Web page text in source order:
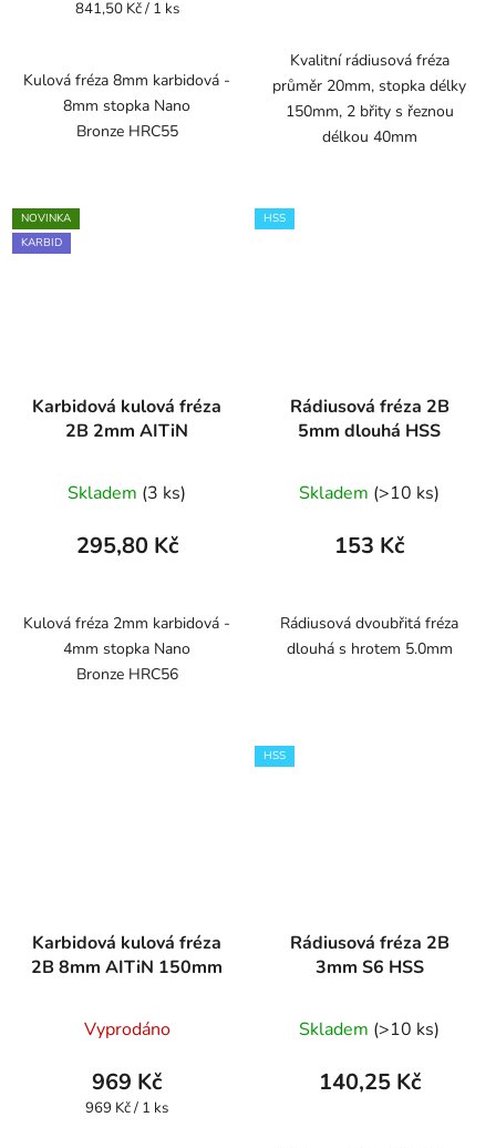
Měrná
841,50 Kč / 1 ks
Kulová fréza 8mm karbidová -
8mm stopka Nano
Bronze HRC55
Kvalitní rádiusová fréza
průměr 20mm, stopka délky
150mm, 2 břity s řeznou
délkou 40mm
NOVINKA
KARBID
Karbidová kulová fréza
2B 2mm AITiN
Skladem (3 ks)
295,80 Kč
Kulová fréza 2mm karbidová -
4mm stopka Nano
Bronze HRC56
HSS
Rádiusová fréza 2B
5mm dlouhá HSS
Skladem (>10 ks)
153 Kč
Rádiusová dvoubřitá fréza
dlouhá s hrotem 5.0mm
Karbidová kulová fréza
2B 8mm AITiN 150mm
Vyprodáno
969 Kč
Měrná
969 Kč / 1 ks
HSS
Rádiusová fréza 2B
3mm S6 HSS
Skladem (>10 ks)
140,25 Kč